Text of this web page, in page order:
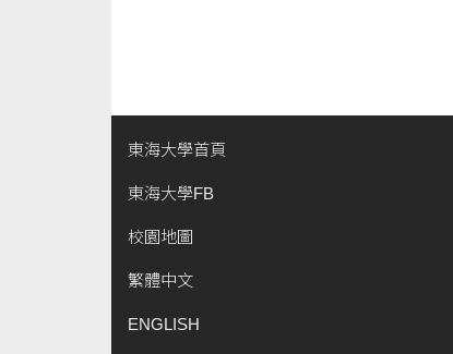
東海大學首頁
東海大學FB
校園地圖
繁體中文
ENGLISH